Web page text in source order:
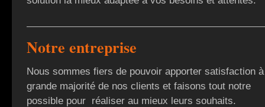
Notre entreprise
Nous sommes fiers de pouvoir apporter satisfaction
grande majorité de nos clients et faisons tout notre
possible pour réaliser au mieux leurs souhaits.